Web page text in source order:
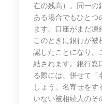
在の残高）。同一の
ある場合でもひとつ
ます。口座がまだ凍
このときに銀行が
認したことになり、
結されます。銀行窓
る際には、併せて「
しょう。名寄せを
いない被相続人の